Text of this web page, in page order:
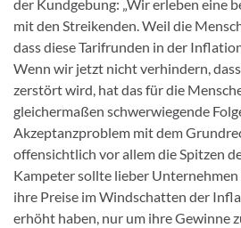
der Kundgebung: „Wir erleben eine
mit den Streikenden. Weil die
dass diese Tarifrunden in der
Wenn wir jetzt nicht verhindern,
zerstört wird, hat das für die
gleichermaßen schwerwiegende
Akzeptanzproblem mit dem
offensichtlich vor allem die Spitzen
Kampeter sollte lieber
ihre Preise im Windschatten der
erhöht haben, nur um ihre Gewinne